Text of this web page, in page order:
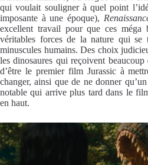
qui voulait souligner à quel point
imposante à une époque),
excellent travail pour que ces méga
véritables forces de la nature qui
minuscules humains. Des choix
les dinosaures qui reçoivent
d’être le premier film Jurassic à
changer, ainsi que de ne donner
notable qui arrive plus tard dans le
en haut.